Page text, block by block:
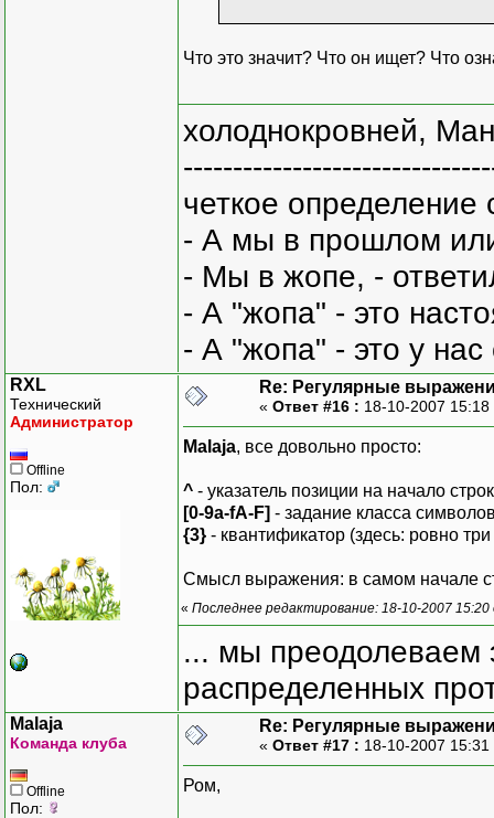
Что это значит? Что он ищет? Что
холоднокровней,
четкое
- А мы в прошлом
- Мы в жопе, -
- А "жопа" - это
- А "жопа" - это у
RXL
Технический
Администратор
Offline
Пол:
Re: Регулярные
« Ответ #16 : 18-10-2007
Malaja, все довольно просто:
^ - указатель позиции на начало
[0-9a-fA-F] - задание класса
{3} - квантификатор (здесь: ровно
Смысл выражения: в самом начале
« Последнее редактирование: 18-10-2007
... мы преодолеваем
распределенных
Malaja
Команда клуба
Offline
Пол:
Re: Регулярные
« Ответ #17 : 18-10-2007
Ром,